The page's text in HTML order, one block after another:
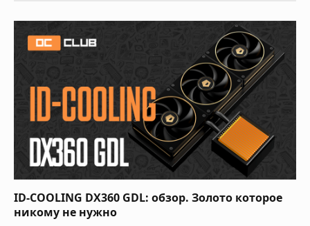
ID-COOLING DX360 GDL: обзор. Золото которое
никому не нужно